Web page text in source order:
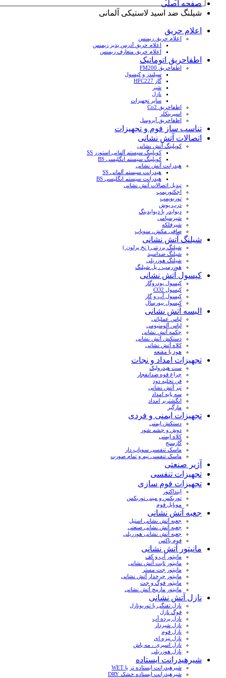
صفحه اصلی
شیلنگ ضد اسید لاستیکی آلمانی
اعلام حریق
اعلام حریق زیمنس
اعلام حریق آدرس پذیر زیمنس
اعلام حریق متعارف زیمنس
اطفاحریق اتوماتیک
اطفاحریق FM200
سیلندر و کپسول
گاز HFC227
شیر
نازل
سایر تجهیزات
اطفاحریق Co2
اسپرینکلر
اطفاحریق آیروسل
تناسب ساز فوم و تجهیزات
اتصالات آتش نشانی
کوپلینگ آتش نشانی
کوپلینگ سیستم آلمانی استورز SS
کوپلینگ سیستم انگلیسی BS
هیدرانت آتش نشانی
هیدرانت سیستم آلمانی SS
هیدرانت سیستم انگلیسی BS
تبدیل اتصالات آتش نشانی
اجکتورپمپ
توربوپمپ
درب پوش
دیوایدر یا دیوایدینگ
شیرسیامی
شیرفلکه
صافی مکش، سوپاپ
شیلنگ آتش نشانی
شیلنگ برزنتی ( نخ پرلون )
شیلنگ ضداسید
شیلنگ هوزریلی
هوزرمپ ، پل شیلنگ
کپسول آتش نشانی
کپسول پودروگاز
کپسول CO2
کپسول آب و گاز
کپسول بیورسال
البسه آتش نشانی
لباس عملیاتی
لباس آلومنیومی
چکمه آتش نشانی
دستکش آتش نشانی
کلاه آتش نشانی
هود یا مقنعه
تجهیزات امداد و نجات
ست هیدرولیک
چراغ قوه ضدانفجار
فن تخلیه دود
تبر آتش نشانی
سه پایه امداد
انگشتربر امداد
مارگیر
تجهیزات ایمنی و فردی
دستکش ایمنی
دوش و چشم شور
کلاه ایمنی
گازسنج
ماسک تنفسی سوپاپ دار
ماسک تنفسی نیم و تمام صورت
آژیر صنعتی
تجهیزات تنفسی
تجهیزات فوم سازی
اینداکتور
توربکس و مینی توربکس
موبایل فوم
جعبه آتش نشانی
جعبه آتش نشانی استیل
جعبه آتش نشانی صنعتی
جعبه آتش نشانی هوزریلی
فوم باکس
مانیتور آتش نشانی
مانیتور آب و کف
مانیتور ثابت آتش نشانی
مانیتور جت مستر
مانیتور چرخدار آتش نشانی
مانیتور فوگ و جت
مانیتور مارپیچ آتش نشانی
نازل آتش نشانی
نازل تفنگی یا توربونازل
فوگ نازل
نازل پرده آب
نازل شیردار
نازل فوم
نازل نیزه ای
نازل اسپری ، مه پاش
نازل هوزریلی
شیرهیدرانت ایستاده
شیرهیدرانت ایستاده تر یا WET
شیرهیدرانت ایستاده خشک DRY